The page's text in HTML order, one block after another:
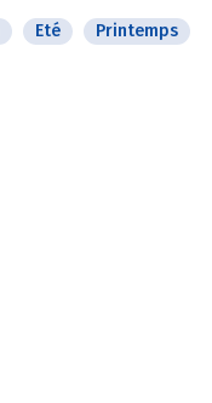
Eté Printemps